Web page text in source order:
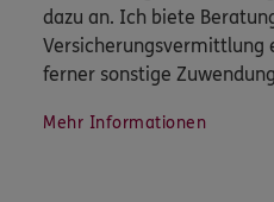
dazu an. Ich biete
Versicherungsvermittlung
ferner sonstige
Mehr Informationen